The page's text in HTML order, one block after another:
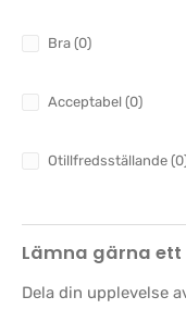
Bra (0)
Acceptabel (0)
Otillfredsställande
Lämna gärna
Dela din upplevelse